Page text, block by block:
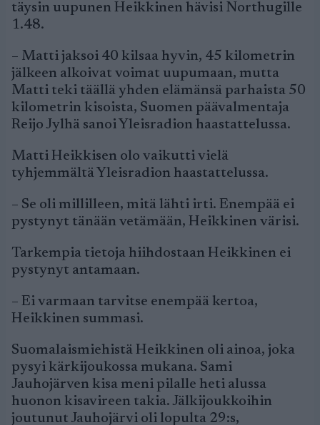
täysin uupunen Heikkinen hävisi Northugille
1.48.
– Matti jaksoi 40 kilsaa hyvin, 45 kilometrin
jälkeen alkoivat voimat uupumaan, mutta
Matti teki täällä yhden elämänsä parhaista 50
kilometrin kisoista, Suomen päävalmentaja
Reijo Jylhä sanoi Yleisradion haastattelussa.
Matti Heikkisen olo vaikutti vielä
tyhjemmältä Yleisradion haastattelussa.
– Se oli millilleen, mitä lähti irti. Enempää ei
pystynyt tänään vetämään, Heikkinen värisi.
Tarkempia tietoja hiihdostaan Heikkinen ei
pystynyt antamaan.
– Ei varmaan tarvitse enempää kertoa,
Heikkinen summasi.
Suomalaismiehistä Heikkinen oli ainoa, joka
pysyi kärkijoukossa mukana. Sami
Jauhojärven kisa meni pilalle heti alussa
huonon kisavireen takia. Jälkijoukkoihin
joutunut Jauhojärvi oli lopulta 29:s,